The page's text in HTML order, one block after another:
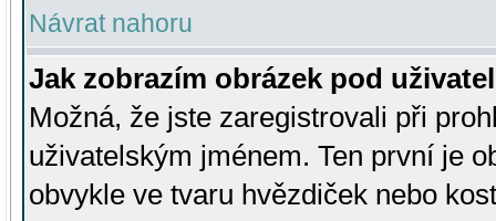
Návrat nahoru
Jak zobrazím obrázek pod
Možná, že jste zaregistrovali při
uživatelským jménem. Ten první je
obvykle ve tvaru hvězdiček nebo